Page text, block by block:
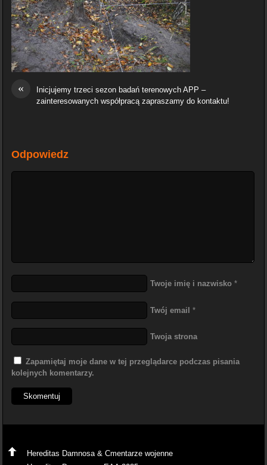
«
Inicjujemy trzeci sezon badań terenowych APP –
zainteresowanych współpracą zapraszamy do kontaktu!
Odpowiedz
Twoje imię i nazwisko *
Twój email *
Twoja strona
Zapamiętaj moje dane w tej przeglądarce podczas pisania
kolejnych komentarzy.
Hereditas Damnosa & Cmentarze wojenne